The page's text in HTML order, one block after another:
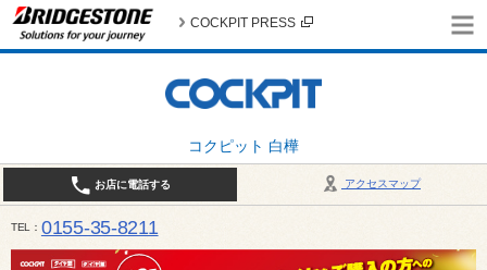
コクピット 白樺
COCKPIT PRESS
アクセスマップ
お店に電話する
TEL 0155-35-8211
10:00～18:30 （作業受付17:30最終） / 定休日：7月定休日 1日、7日、8日、14日、15日、21